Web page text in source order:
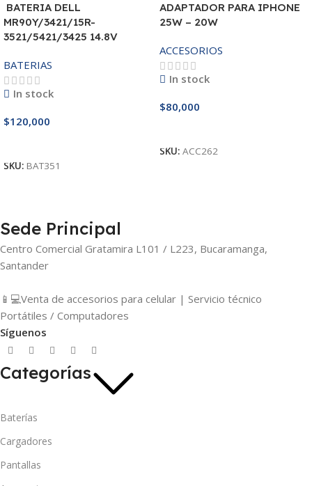
BATERIA DELL
MR90Y/3421/15R-
3521/5421/3425 14.8V
BATERIAS
In stock
$120,000
SKU: BAT351
ADAPTADOR PARA IPHONE
25W – 20W
ACCESORIOS
In stock
$80,000
SKU: ACC262
Sede Principal
Centro Comercial Gratamira L101 / L223, Bucaramanga,
Santander
📱💻Venta de accesorios para celular | Servicio técnico
Portátiles / Computadores
Síguenos
Categorías
Baterías
Cargadores
Pantallas